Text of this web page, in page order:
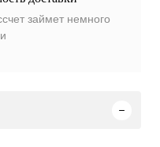
займет немного